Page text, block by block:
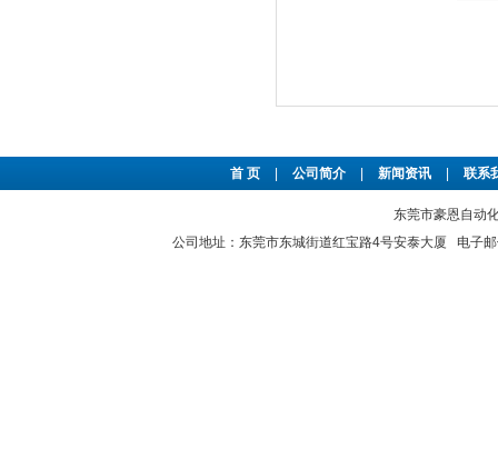
首 页 | 公司简介 | 新闻资讯 | 联系
东莞市豪恩自动
公司地址：东莞市东城街道红宝路4号安泰大厦 电子